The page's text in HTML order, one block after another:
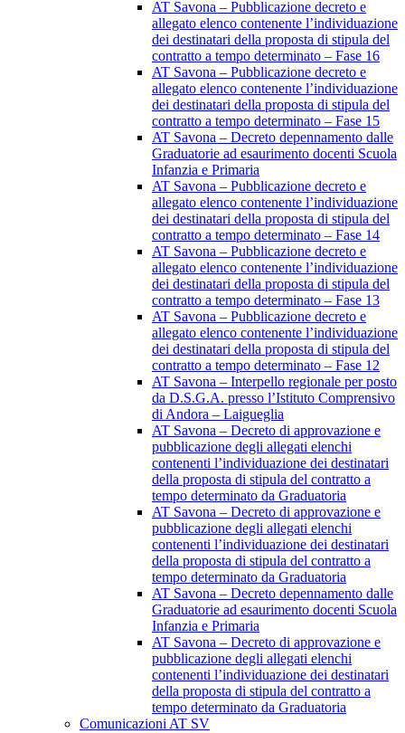
AT Savona – Pubblicazione decreto e
allegato elenco contenente l’individuazione
dei destinatari della proposta di stipula del
contratto a tempo determinato – Fase 16
AT Savona – Pubblicazione decreto e
allegato elenco contenente l’individuazione
dei destinatari della proposta di stipula del
contratto a tempo determinato – Fase 15
AT Savona – Decreto depennamento dalle
Graduatorie ad esaurimento docenti Scuola
Infanzia e Primaria
AT Savona – Pubblicazione decreto e
allegato elenco contenente l’individuazione
dei destinatari della proposta di stipula del
contratto a tempo determinato – Fase 14
AT Savona – Pubblicazione decreto e
allegato elenco contenente l’individuazione
dei destinatari della proposta di stipula del
contratto a tempo determinato – Fase 13
AT Savona – Pubblicazione decreto e
allegato elenco contenente l’individuazione
dei destinatari della proposta di stipula del
contratto a tempo determinato – Fase 12
AT Savona – Interpello regionale per posto
da D.S.G.A. presso l’Istituto Comprensivo
di Andora – Laigueglia
AT Savona – Decreto di approvazione e
pubblicazione degli allegati elenchi
contenenti l’individuazione dei destinatari
della proposta di stipula del contratto a
tempo determinato da Graduatoria
AT Savona – Decreto di approvazione e
pubblicazione degli allegati elenchi
contenenti l’individuazione dei destinatari
della proposta di stipula del contratto a
tempo determinato da Graduatoria
AT Savona – Decreto depennamento dalle
Graduatorie ad esaurimento docenti Scuola
Infanzia e Primaria
AT Savona – Decreto di approvazione e
pubblicazione degli allegati elenchi
contenenti l’individuazione dei destinatari
della proposta di stipula del contratto a
tempo determinato da Graduatoria
Comunicazioni AT SV